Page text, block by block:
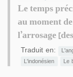
Le temps
au moment
l’arrosage
Traduit en:
L'indonésien
Le